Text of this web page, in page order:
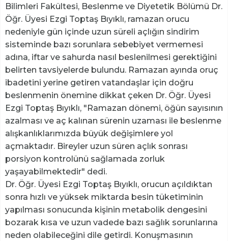
Bilimleri Fakültesi, Beslenme ve Diyetetik Bölümü Dr.
Öğr. Üyesi Ezgi Toptaş Bıyıklı, ramazan orucu
nedeniyle gün içinde uzun süreli açlığın sindirim
sisteminde bazı sorunlara sebebiyet vermemesi
adına, iftar ve sahurda nasıl beslenilmesi gerektiğini
belirten tavsiyelerde bulundu. Ramazan ayında oruç
ibadetini yerine getiren vatandaşlar için doğru
beslenmenin önemine dikkat çeken Dr. Öğr. Üyesi
Ezgi Toptaş Bıyıklı, "Ramazan dönemi, öğün sayısının
azalması ve aç kalınan sürenin uzaması ile beslenme
alışkanlıklarımızda büyük değişimlere yol
açmaktadır. Bireyler uzun süren açlık sonrası
porsiyon kontrolünü sağlamada zorluk
yaşayabilmektedir" dedi.
Dr. Öğr. Üyesi Ezgi Toptaş Bıyıklı, orucun açıldıktan
sonra hızlı ve yüksek miktarda besin tüketiminin
yapılması sonucunda kişinin metabolik dengesini
bozarak kısa ve uzun vadede bazı sağlık sorunlarına
neden olabileceğini dile getirdi. Konuşmasının